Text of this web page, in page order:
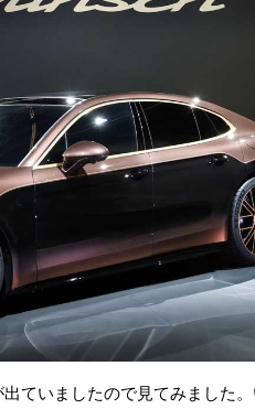
ていましたので見てみました